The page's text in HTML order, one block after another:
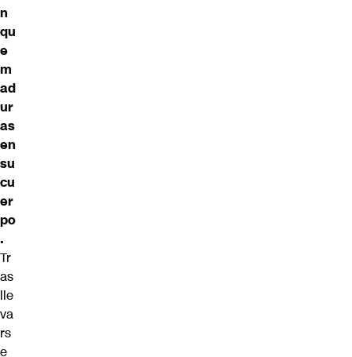
n
qu
e
m
ad
ur
as
en
su
cu
er
po
.
Tr
as
lle
va
rs
e